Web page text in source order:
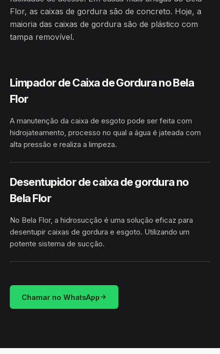
Flor, as caixas de gordura são de concreto. Hoje, a
maioria das caixas de gordura são de plástico com
tampa removível.
Limpador de Caixa de Gordura no Bela
Flor
A manutenção da caixa de esgoto pode ser feita com
hidrojateamento, processo no qual a água é jateada com
alta pressão e realiza a limpeza.
HIDROJATEAMENTO
Desentupidor de caixa de gordura no
Bela Flor
No Bela Flor, a hidrosucção é uma solução eficaz para
desentupir caixas de gordura e esgoto. Utilizando um
potente sistema de sucção.
HIDROSUCÇÃO
Chamar no WhatsApp